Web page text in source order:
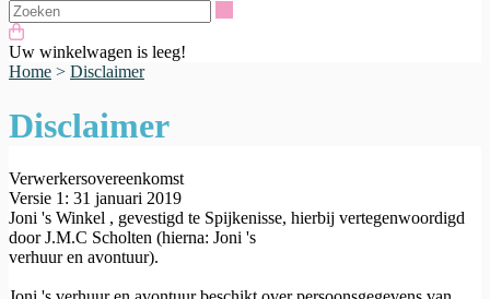
Uw winkelwagen is leeg!
Home > Disclaimer
Disclaimer
Verwerkersovereenkomst
Versie 1: 31 januari 2019
Joni 's Winkel , gevestigd te Spijkenisse, hierbij vertegenwoordigd
door J.M.C Scholten (hierna: Joni 's
verhuur en avontuur).